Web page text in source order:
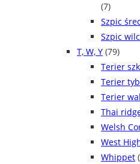
(7)
Szpic
Szpic
T, W, Y (79)
Terier
Terier
Terier
Thai
Welsh
West
Whippet